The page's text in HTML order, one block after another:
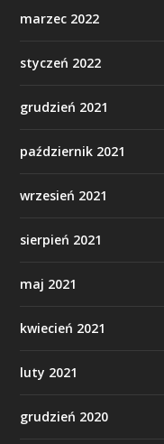
marzec 2022
styczeń 2022
grudzień 2021
październik 2021
wrzesień 2021
sierpień 2021
maj 2021
kwiecień 2021
luty 2021
grudzień 2020